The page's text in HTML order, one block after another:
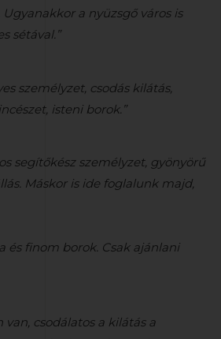
a nyüzsgő város is
sétával.”
személyzet, csodás kilátás,
isteni borok.”
segítőkész személyzet, gyönyörű
Máskor is ide foglalunk majd,
és finom borok. Csak ajánlani
van, csodálatos a kilátás a